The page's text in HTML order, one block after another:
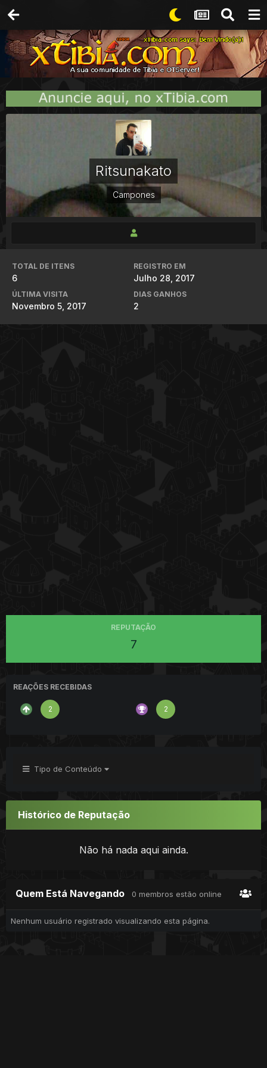
Ritsunakato
Campones
TOTAL DE ITENS
6
REGISTRO EM
Julho 28, 2017
ÚLTIMA VISITA
Novembro 5, 2017
DIAS GANHOS
2
REPUTAÇÃO
7
REAÇÕES RECEBIDAS
2 2
Tipo de Conteúdo
Histórico de Reputação
Não há nada aqui ainda.
Quem Está Navegando 0 membros estão online
Nenhum usuário registrado visualizando esta página.